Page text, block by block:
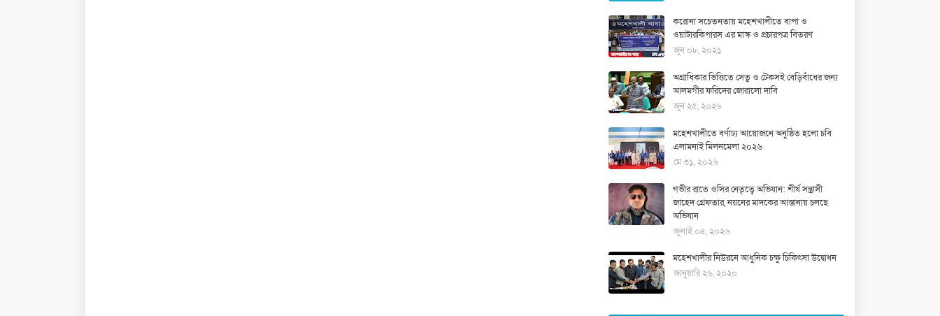
করোনা সচেতনতায় মহেশখালীতে বাপা ও
ওয়াটারকিপারস এর মাস্ক ও প্রচারপত্র বিতরণ
জুন ০৮, ২০২১
অগ্রাধিকার ভিত্তিতে সেতু ও টেকসই বেড়িবাঁধের জন্য
আলমগীর ফরিদের জোরালো দাবি
জুন ২৫, ২০২৬
মহেশখালীতে বর্ণাঢ্য আয়োজনে অনুষ্ঠিত হলো চবি
এলামনাই মিলনমেলা ২০২৬
মে ৩১, ২০২৬
গভীর রাতে ওসির নেতৃত্বে অভিযান: শীর্ষ সন্ত্রাসী
জাহেদ গ্রেফতার, নয়নের মাদকের আস্তানায় চলছে
অভিযান
জুলাই ০৪, ২০২৬
মহেশখালীর নিউরনে আধুনিক চক্ষু চিকিৎসা উদ্বোধন
জানুয়ারি ২৬, ২০২০